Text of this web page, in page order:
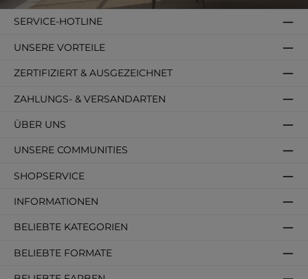
SERVICE-HOTLINE
SHOPSERVICE
INFORMATIONEN
BELIEBTE KATEGORIEN
BELIEBTE FORMATE
ZAHLUNGS- & VERSANDARTEN
ÜBER UNS
ZERTIFIZIERT & AUSGEZEICHNET
UNSERE VORTEILE
UNSERE COMMUNITIES